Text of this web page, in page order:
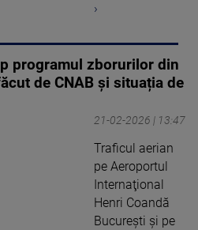
›
programul zborurilor din
de CNAB și situația de
21-02-2026 | 13:47
Traficul aerian
pe Aeroportul
Internaţional
Henri Coandă
Bucureşti şi pe